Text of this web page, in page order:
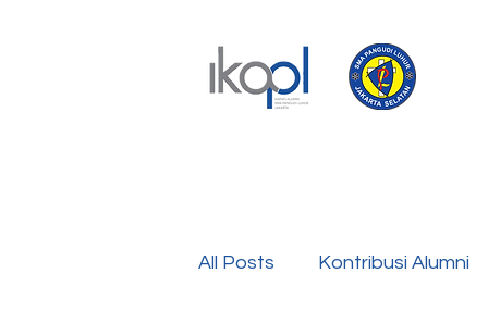
All Posts Kontribusi Alumni